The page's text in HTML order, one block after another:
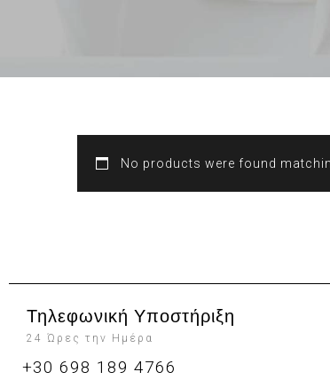
No products were found
Τηλεφωνική Υποστήριξη
24 Ώρες την Ημέρα
+30 698 189 4766